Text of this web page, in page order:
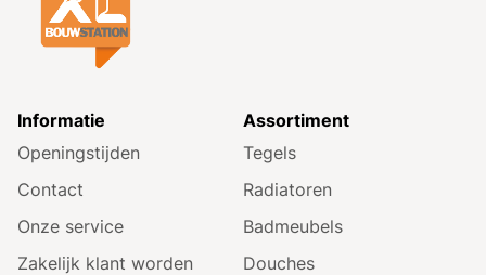
Informatie
Openingstijden
Contact
Onze service
Zakelijk klant worden
Assortiment
Tegels
Radiatoren
Badmeubels
Douches